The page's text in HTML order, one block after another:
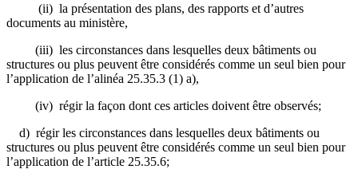
(ii) la présentation des plans, des rapports et d’autres
documents au ministère,
(iii) les circonstances dans lesquelles deux bâtiments ou
structures ou plus peuvent être considérés comme un seul bien pour
l’application de l’alinéa 25.35.3 (1) a),
(iv) régir la façon dont ces articles doivent être observés;
d) régir les circonstances dans lesquelles deux bâtiments ou
structures ou plus peuvent être considérés comme un seul bien pour
l’application de l’article 25.35.6;